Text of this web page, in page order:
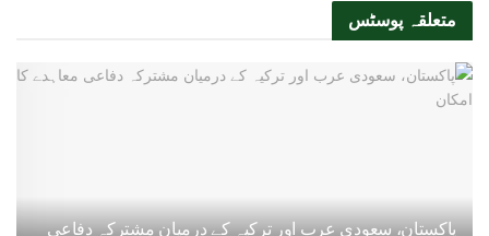
متعلقہ پوسٹس
پاکستان، سعودی عرب اور ترکیہ کے درمیان مشترکہ دفاعی